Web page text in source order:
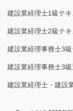
建設業経理士1級テキ
建設業経理士2級テキ
建設業経理事務士3級
建設業経理事務士3
建設業経理士・建設